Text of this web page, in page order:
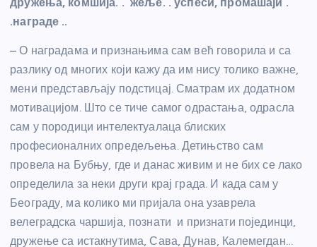
.награде ..
– О наградама и признањима сам већ говорила и са
разлику од многих који кажу да им нису толико важне,
мени представљају подстицај. Сматрам их додатном
мотивацијом. Што се тиче самог одрастања, одрасла
сам у породици интелектуалаца блиских
професионалних опредељења. Детињство сам
провела на Бубњу, где и данас живим и не бих се лако
определила за неки други крај града. И када сам у
Београду, ма колико ми пријала она узаврела
велеградска чаршија, познати и признати појединци,
дружење са истакнутима, Сава, Дунав, Калемегдан…